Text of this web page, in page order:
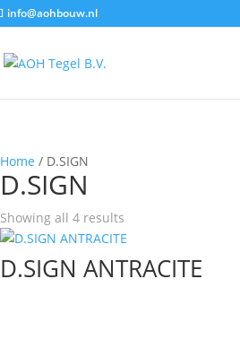
info@aohbouw.nl
Home / D.SIGN
D.SIGN
Showing all 4 results
D.SIGN ANTRACITE